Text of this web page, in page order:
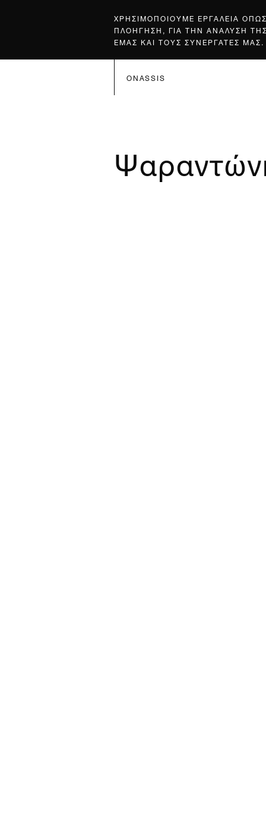
ΧΡΗΣΙΜΟΠΟΙΟΥΜΕ ΕΡΓΑΛΕΙΑ
ΠΛΟΗΓΗΣΗ, ΓΙΑ ΤΗΝ ΑΝΑΛΥΣΗ
ΕΜΑΣ ΚΑΙ ΤΟΥΣ ΣΥΝΕΡΓΑΤΕΣ ΜΑΣ.
ONASSIS